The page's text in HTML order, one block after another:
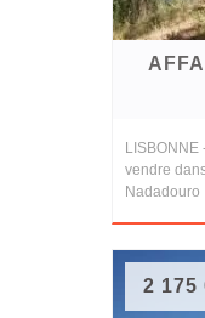
LISBONNE
vendre
Nadadouro
2 175